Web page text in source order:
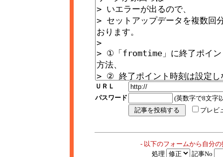
ＵＲＬ
パスワード
(英数字で8文字
プレビ
- 以下のフォームから自分
処理
記事No